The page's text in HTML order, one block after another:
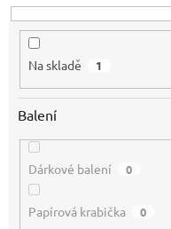
Na skladě 1
Balení
Dárkové balení 0
Papírová krabička 0